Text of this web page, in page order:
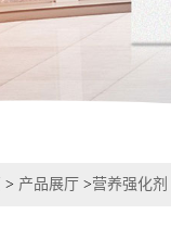
> 产品展厅 >营养强化剂